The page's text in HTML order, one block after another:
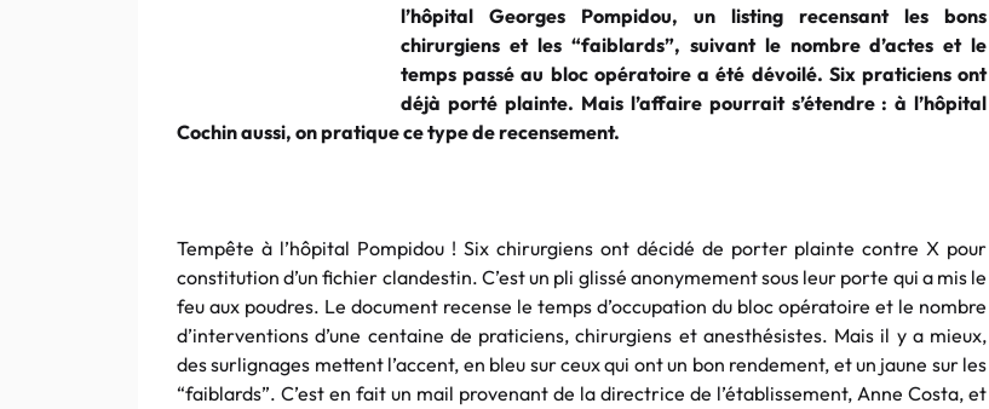
l’hôpital Georges Pompidou, un listing recensant les bons
chirurgiens et les “faiblards”, suivant le nombre d’actes et le
temps passé au bloc opératoire a été dévoilé. Six praticiens ont
déjà porté plainte. Mais l’affaire pourrait s’étendre : à l’hôpital
Cochin aussi, on pratique ce type de recensement.
Tempête à l’hôpital Pompidou ! Six chirurgiens ont décidé de porter plainte contre X pour
constitution d’un fichier clandestin. C’est un pli glissé anonymement sous leur porte qui a mis le
feu aux poudres. Le document recense le temps d’occupation du bloc opératoire et le nombre
d’interventions d’une centaine de praticiens, chirurgiens et anesthésistes. Mais il y a mieux,
des surlignages mettent l’accent, en bleu sur ceux qui ont un bon rendement, et un jaune sur les
“faiblards”. C’est en fait un mail provenant de la directrice de l’établissement, Anne Costa, et